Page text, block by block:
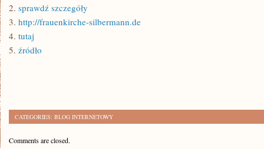
2. sprawdź szczegóły
3. http://frauenkirche-silbermann.de
4. tutaj
5. źródło
CATEGORIES: BLOG INTERNETOWY
Comments are closed.